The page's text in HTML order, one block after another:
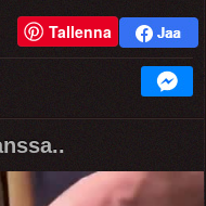
Tallenna